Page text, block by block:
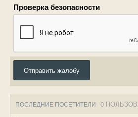
Проверка безопасности
Отправить жалобу
ПОСЛЕДНИЕ ПОСЕТИТЕЛИ 0